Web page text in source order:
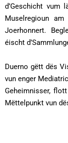
d’Geschicht vum
Muselregioun
Joerhonnert.
éischt
Duerno gëtt dës
vun enger
Geheimnisser,
Mëttelpunkt vun